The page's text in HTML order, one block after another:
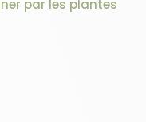
par les plantes